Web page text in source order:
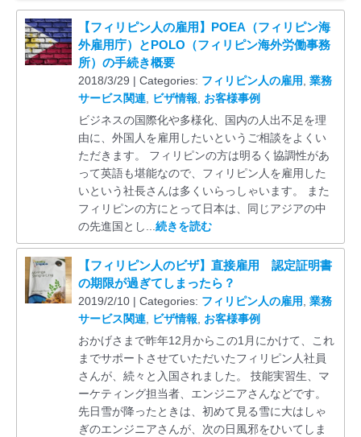
【フィリピン人の雇用】POEA（フィリピン海
外雇用庁）とPOLO（フィリピン海外労働事務
所）の手続き概要
2018/3/29 | Categories: フィリピン人の雇用
業務
サービス関連, ビザ情報
お客様事例
ビジネスの国際化や多様化、国内の人出不足を理
由に、外国人を雇用したいというご相談をよくい
ただきます。 フィリピンの方は明るく協調性があ
って英語も堪能なので、フィリピン人を雇用した
いという社長さんは多くいらっしゃいます。 また
フィリピンの方にとって日本は、同じアジアの中
の先進国とし... 続きを読む
【フィリピン人のビザ】直接雇用 認定証明書
の期限が過ぎてしまったら？
2019/2/10 | Categories: フィリピン人の雇用
業務
サービス関連, ビザ情報
お客様事例
おかげさまで昨年12月からこの1月にかけて、これ
までサポートさせていただいたフィリピン人社員
さんが、続々と入国されました。 技能実習生、マ
ーケティング担当者、エンジニアさんなどです。
先日雪が降ったときは、初めて見る雪に大はしゃ
ぎのエンジニアさんが、次の日風邪をひいてしま